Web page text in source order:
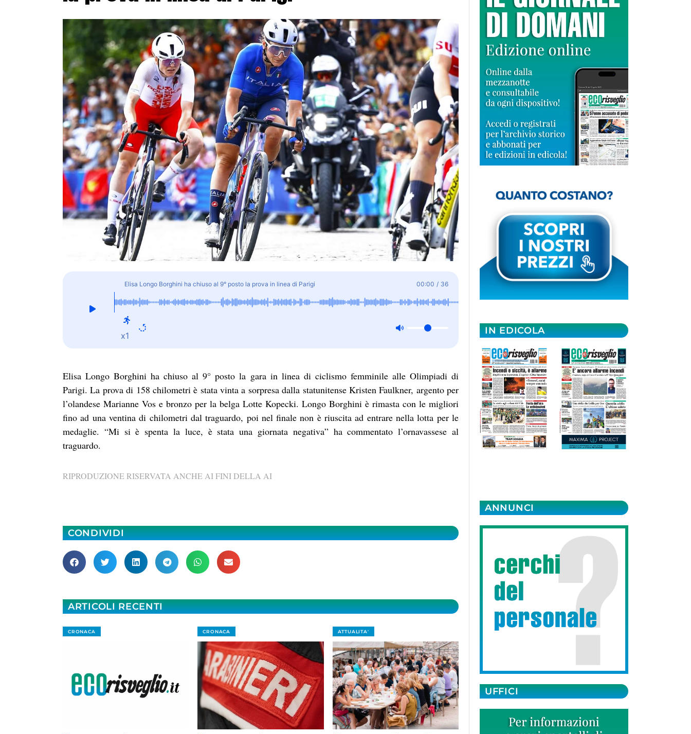
Elisa Longo Borghini ha chiuso al 9° posto la prova in linea di Parigi 00:00 / 36
x1
Elisa Longo Borghini ha chiuso al 9° posto la gara in linea di ciclismo femminile alle Olimpiadi di
Parigi. La prova di 158 chilometri è stata vinta a sorpresa dalla statunitense Kristen Faulkner, argento per
l’olandese Marianne Vos e bronzo per la belga Lotte Kopecki. Longo Borghini è rimasta con le migliori
fino ad una ventina di chilometri dal traguardo, poi nel finale non è riuscita ad entrare nella lotta per le
medaglie. “Mi si è spenta la luce, è stata una giornata negativa” ha commentato l’ornavassese al
traguardo.
RIPRODUZIONE RISERVATA ANCHE AI FINI DELLA AI
CONDIVIDI
ARTICOLI RECENTI
CRONACA CRONACA ATTUALITA'
IN EDICOLA
ANNUNCI
UFFICI